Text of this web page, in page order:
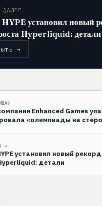
ДАЛЕЕ
установил новый
Hyperliquid: детали
→
Enhanced Games
«олимпиады на
→
установил новый
детали